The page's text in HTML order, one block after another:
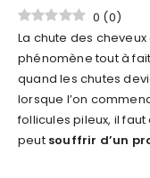
0 (0)
La chute des
phénomène tout à
quand les chutes
lorsque l’on
follicules pileux, il
peut souffrir d’un